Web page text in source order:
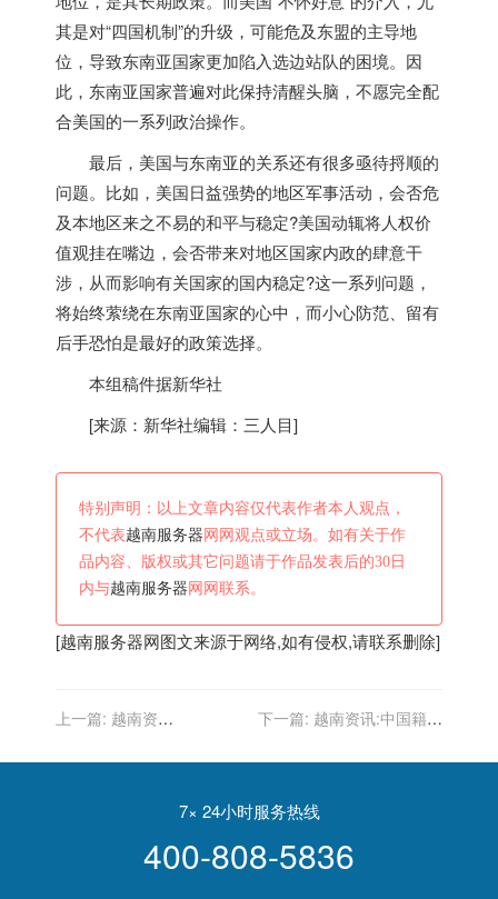
其是对“四国机制”的升级，可能危及东盟的主导地
位，导致东南亚国家更加陷入选边站队的困境。因
此，东南亚国家普遍对此保持清醒头脑，不愿完全配
合美国的一系列政治操作。
最后，美国与东南亚的关系还有很多亟待捋顺的
问题。比如，美国日益强势的地区军事活动，会否危
及本地区来之不易的和平与稳定?美国动辄将人权价
值观挂在嘴边，会否带来对地区国家内政的肆意干
涉，从而影响有关国家的国内稳定?这一系列问题，
将始终萦绕在东南亚国家的心中，而小心防范、留有
后手恐怕是最好的政策选择。
本组稿件据新华社
[来源：新华社编辑：三人目]
特别声明：以上文章内容仅代表作者本人观点，
不代表越南服务器 网网观点或立场。如有关于作
品内容、版权或其它问题请于作品发表后的30日
内与越南服务器 网网联系。
[越南服务器网图文来源于网络,如有侵权,请联系删除]
上一篇: 越南资
行商寻找合作机会
下一篇: 越南资讯:中国籍越
幸离世，曾带队参加东京奥
7× 24小时服务热线
400-808-5836